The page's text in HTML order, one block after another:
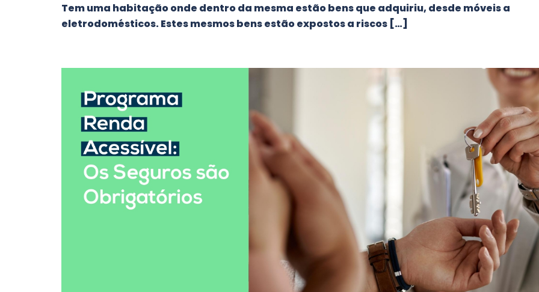
Tem uma habitação onde dentro da mesma estão bens que adquiriu, desde móveis a
eletrodomésticos. Estes mesmos bens estão expostos a riscos […]